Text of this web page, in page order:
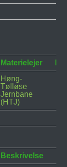
Materielejer
Høng-
Tølløse
Jernbane
(HTJ)
Beskrivelse